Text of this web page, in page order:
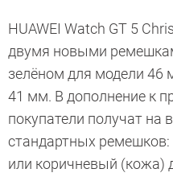
HUAWEI Watch GT 5
двумя новыми
зелёном для модели 46
41 мм. В дополнение к
покупатели получат на
стандартных
или коричневый (кожа)